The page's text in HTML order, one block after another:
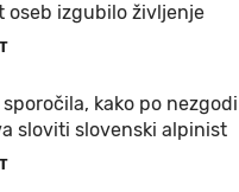
oseb izgubilo življenje
kako po nezgodi
sloviti slovenski alpinist